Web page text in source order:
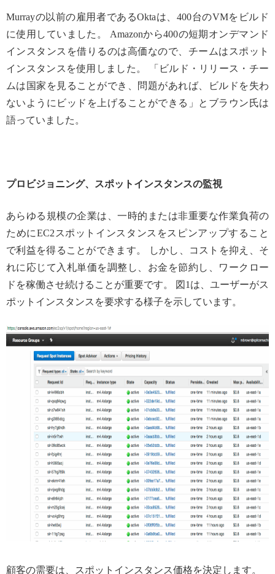
Murrayの以前の雇用者であるOktaは、400台のVMをビルド
に使用していました。 Amazonから400の短期オンデマンド
インスタンスを借りるのは高価なので、チームはスポット
インスタンスを使用しました。 「ビルド・リリース・チー
ムは国家を見ることができ、問題があれば、ビルドを失わ
ないようにビッドを上げることができる」とブラウン氏は
語っていました。
プロビジョニング、スポットインスタンスの監視
あらゆる規模の企業は、一時的または非重要な作業負荷の
ためにEC2スポットインスタンスをスピンアップすること
で利益を得ることができます。 しかし、コストを抑え、そ
れに応じて入札単価を調整し、お金を節約し、ワークロー
ドを稼働させ続けることが重要です。 図1は、ユーザーがス
ポットインスタンスを要求する様子を示しています。
顧客の需要は、スポットインスタンス価格を決定します。